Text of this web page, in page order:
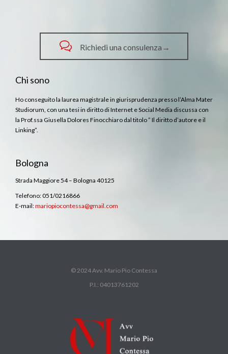
 Richiedi una consulenza→
Chi sono
Ho conseguito la laurea magistrale in giurisprudenza presso l’Alma Mater
Studiorum, con una tesi in diritto di Internet e Social Media discussa con
la Prof.ssa Giusella Dolores Finocchiaro dal titolo ” Il diritto d’autore e il
Linking”.
Bologna
Strada Maggiore 54 – Bologna 40125
Telefono: 051/0216866
E-mail:mariopiocontessa@gmail.com
© 2024 Avv. Mario Pio Contessa
P.I.: 04013761202